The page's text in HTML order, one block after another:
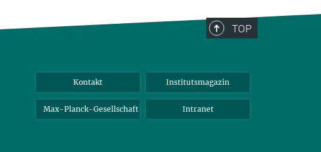
TOP
Kontakt Institutsmagazin
Max-Planck-Gesellschaft Intranet